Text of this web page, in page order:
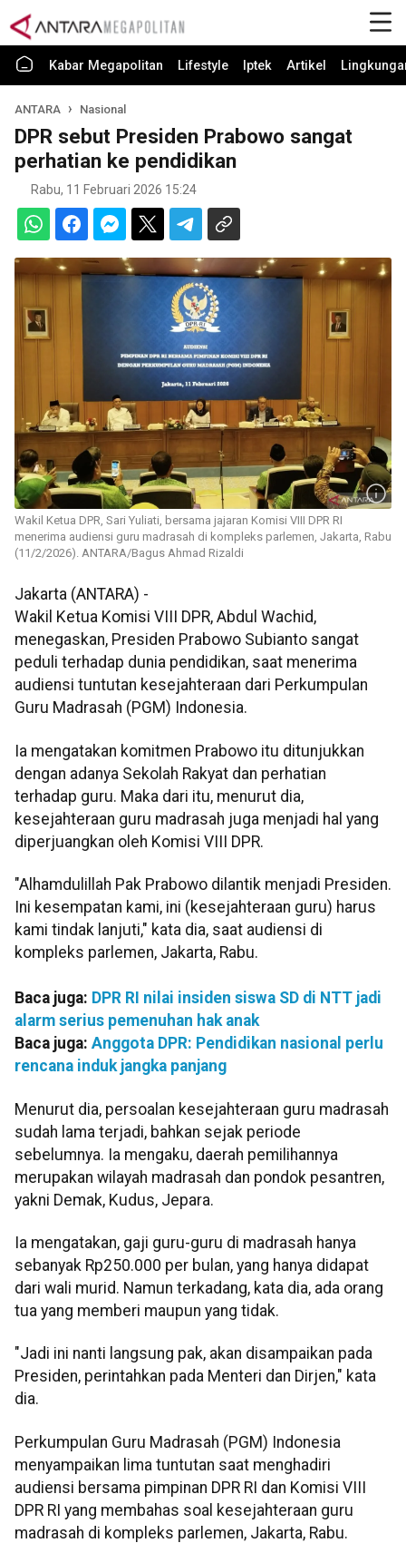
Kabar Megapolitan Lifestyle Iptek Artikel
ANTARA Nasional
DPR sebut Presiden Prabowo sangat
perhatian ke pendidikan
Rabu, 11 Februari 2026 15:24
Wakil Ketua DPR, Sari Yuliati, bersama jajaran Komisi VIII DPR RI
menerima audiensi guru madrasah di kompleks parlemen, Jakarta, Rabu
(11/2/2026). ANTARA/Bagus Ahmad Rizaldi
Jakarta (ANTARA) -
Wakil Ketua Komisi VIII DPR, Abdul Wachid,
menegaskan, Presiden Prabowo Subianto sangat
peduli terhadap dunia pendidikan, saat menerima
audiensi tuntutan kesejahteraan dari Perkumpulan
Guru Madrasah (PGM) Indonesia.
Ia mengatakan komitmen Prabowo itu ditunjukkan
dengan adanya Sekolah Rakyat dan perhatian
terhadap guru. Maka dari itu, menurut dia,
kesejahteraan guru madrasah juga menjadi hal yang
diperjuangkan oleh Komisi VIII DPR.
"Alhamdulillah Pak Prabowo dilantik menjadi Presiden.
Ini kesempatan kami, ini (kesejahteraan guru) harus
kami tindak lanjuti," kata dia, saat audiensi di
kompleks parlemen, Jakarta, Rabu.
Baca juga: DPR RI nilai insiden siswa SD di NTT jadi
alarm serius pemenuhan hak anak
Baca juga: Anggota DPR: Pendidikan nasional perlu
rencana induk jangka panjang
Menurut dia, persoalan kesejahteraan guru madrasah
sudah lama terjadi, bahkan sejak periode
sebelumnya. Ia mengaku, daerah pemilihannya
merupakan wilayah madrasah dan pondok pesantren,
yakni Demak, Kudus, Jepara.
Ia mengatakan, gaji guru-guru di madrasah hanya
sebanyak Rp250.000 per bulan, yang hanya didapat
dari wali murid. Namun terkadang, kata dia, ada orang
tua yang memberi maupun yang tidak.
"Jadi ini nanti langsung pak, akan disampaikan pada
Presiden, perintahkan pada Menteri dan Dirjen," kata
dia.
Perkumpulan Guru Madrasah (PGM) Indonesia
menyampaikan lima tuntutan saat menghadiri
audiensi bersama pimpinan DPR RI dan Komisi VIII
DPR RI yang membahas soal kesejahteraan guru
madrasah di kompleks parlemen, Jakarta, Rabu.